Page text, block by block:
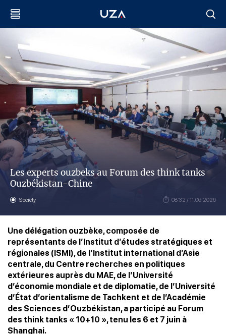
Les experts ouzbeks au Forum des think tanks
Ouzbékistan-Chine
Society 08:32 / 11.06.2026
Une délégation ouzbèke, composée de
représentants de l’Institut d’études stratégiques et
régionales (ISMI), de l’Institut international d’Asie
centrale, du Centre recherches en politiques
extérieures auprès du MAE, de l’Université
d’économie mondiale et de diplomatie, de l’Université
d’État d’orientalisme de Tachkent et de l’Académie
des Sciences d’Ouzbékistan, a participé au Forum
des think tanks « 10+10 », tenu les 6 et 7 juin à
Shanghai.